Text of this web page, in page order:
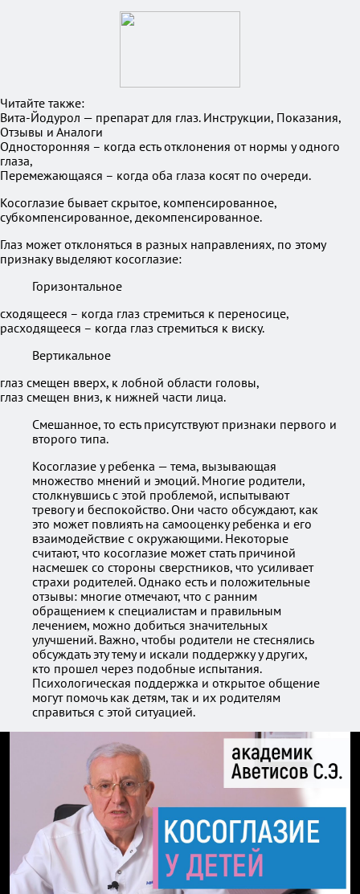
Читайте также:
Вита-Йодурол — препарат для глаз. Инструкции, Показания,
Отзывы и Аналоги
Односторонняя – когда есть отклонения от нормы у одного
глаза,
Перемежающаяся – когда оба глаза косят по очереди.
Косоглазие бывает скрытое, компенсированное,
субкомпенсированное, декомпенсированное.
Глаз может отклоняться в разных направлениях, по этому
признаку выделяют косоглазие:
Горизонтальное
сходящееся – когда глаз стремиться к переносице,
расходящееся – когда глаз стремиться к виску.
Вертикальное
глаз смещен вверх, к лобной области головы,
глаз смещен вниз, к нижней части лица.
Смешанное, то есть присутствуют признаки первого и
второго типа.
Косоглазие у ребенка — тема, вызывающая
множество мнений и эмоций. Многие родители,
столкнувшись с этой проблемой, испытывают
тревогу и беспокойство. Они часто обсуждают, как
это может повлиять на самооценку ребенка и его
взаимодействие с окружающими. Некоторые
считают, что косоглазие может стать причиной
насмешек со стороны сверстников, что усиливает
страхи родителей. Однако есть и положительные
отзывы: многие отмечают, что с ранним
обращением к специалистам и правильным
лечением, можно добиться значительных
улучшений. Важно, чтобы родители не стеснялись
обсуждать эту тему и искали поддержку у других,
кто прошел через подобные испытания.
Психологическая поддержка и открытое общение
могут помочь как детям, так и их родителям
справиться с этой ситуацией.